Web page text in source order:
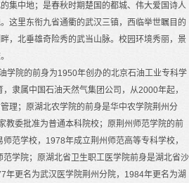
集中地；是春秋时期楚国的都城、伟大爱国诗人
这里东衔九省通衢的武汉三镇，西临举世瞩目的
，北垂雄奇险秀的武当山脉。校园环境秀丽，景
学院的前身为1950年创办的北京石油工业专科学
隶属中国石油天然气集团公司，从2000年起，
理；原湖北农学院的前身是华中农学院荆州分
教委批准为普通本科院校；原荆州师范学院的前
范学校， 1978年成立荆州师范高等专科学校，
学院；原湖北省卫生职工医学院前身是湖北省沙
年更名为武汉医学院荆州分院， 1984年更名为湖